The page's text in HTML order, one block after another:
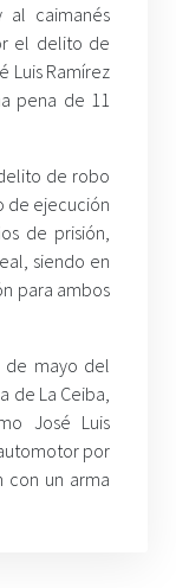
al caimanés
el delito de
Luis Ramírez
pena de 11
de robo
de ejecución
de prisión,
siendo en
para ambos
de mayo del
de La Ceiba,
José Luis
por
con un arma